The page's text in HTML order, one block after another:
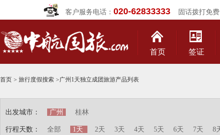
客户服务电话： 020-62833333固话拨打免费
首页 签证
首页 > 旅行度假搜索 >广州1天独立成团旅游产品列表
出发城市：
行程天数：
广州 桂林
全部 1天 2天 3天 4天 5天 6天 7天 8